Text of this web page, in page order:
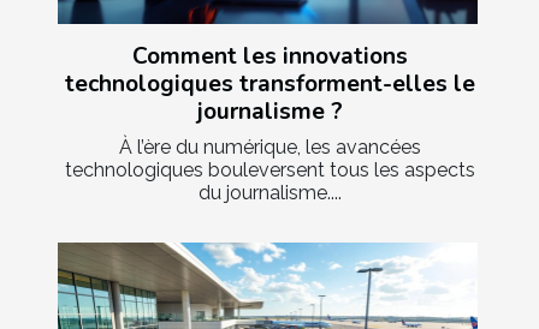
Comment les innovations
technologiques transforment-elles le
journalisme ?
À l’ère du numérique, les avancées
technologiques bouleversent tous les aspects
du journalisme....